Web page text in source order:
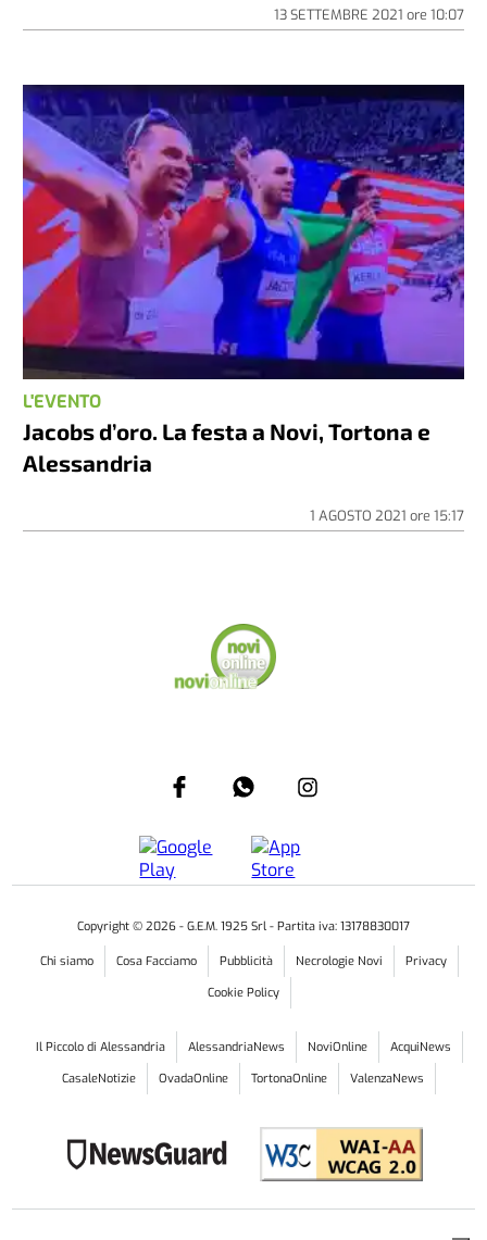
13 SETTEMBRE 2021 ore 10:07
L'EVENTO
Jacobs d’oro. La festa a Novi, Tortona e
Alessandria
1 AGOSTO 2021 ore 15:17
Copyright © 2026 - G.E.M. 1925 Srl - Partita iva: 13178830017
Chi siamo Cosa Facciamo Pubblicità Necrologie Novi
Privacy
Cookie Policy
Il Piccolo di Alessandria AlessandriaNews NoviOnline
AcquiNews
CasaleNotizie
OvadaOnline TortonaOnline ValenzaNews